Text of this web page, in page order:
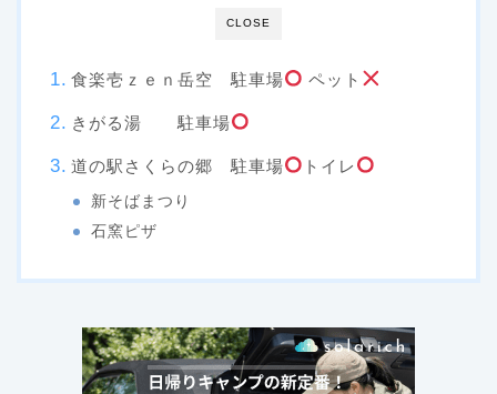
CLOSE
食楽壱ｚｅｎ岳空 駐車場 ペット
きがる湯 駐車場
道の駅さくらの郷 駐車場 トイレ
新そばまつり
石窯ピザ